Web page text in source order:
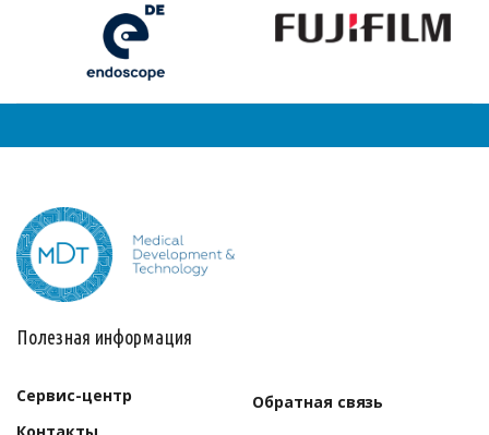
Полезная информация
Сервис-центр
Контакты
Обратная связь